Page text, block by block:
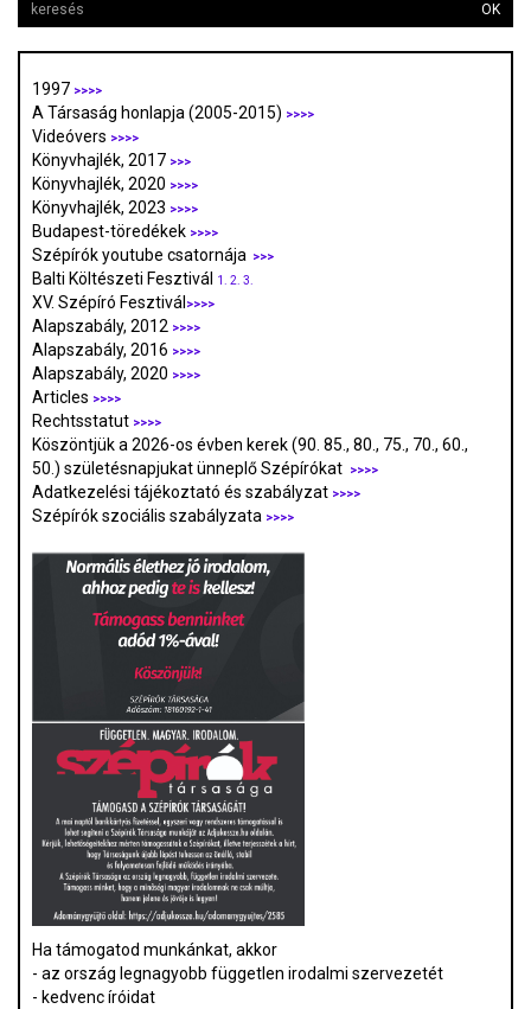
OK
1997 >>>>
A Társaság honlapja (2005-2015) >>>>
Videóvers >>>>
Könyvhajlék, 2017 >>>
Könyvhajlék, 2020 >>>>
Könyvhajlék, 2023 >>>>
Budapest-töredékek >>>>
Szépírók youtube csatornája >>>
Balti Költészeti Fesztivál 1. 2. 3.
XV. Szépíró Fesztivál >>>>
Alapszabály, 2012 >>>>
Alapszabály, 2016 >>>>
Alapszabály, 2020 >>>>
Articles >>>>
Rechtsstatut >>>>
Köszöntjük a 2026-os évben kerek (90. 85., 80., 75., 70., 60.,
50.) születésnapjukat ünneplő Szépírókat
>>>>
Adatkezelési tájékoztató és szabályzat >>>>
Szépírók szociális szabályzata >>>>
Ha támogatod munkánkat, akkor
- az ország legnagyobb független irodalmi szervezetét
- kedvenc íróidat